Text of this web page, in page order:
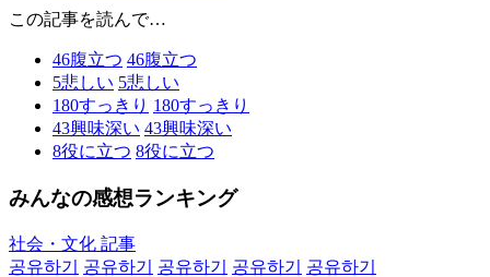
この記事を読んで…
46腹立つ 46腹立つ
5悲しい 5悲しい
180すっきり 180すっきり
43興味深い 43興味深い
8役に立つ 8役に立つ
みんなの感想ランキング
社会・文化 記事
공유하기
공유하기 공유하기 공유하기
공유하기